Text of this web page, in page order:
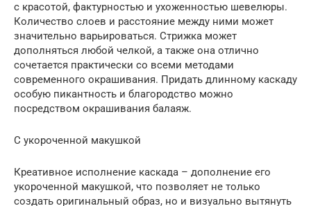
с красотой, фактурностью и ухоженностью шевелюры.
Количество слоев и расстояние между ними может
значительно варьироваться. Стрижка может
дополняться любой челкой, а также она отлично
сочетается практически со всеми методами
современного окрашивания. Придать длинному каскаду
особую пикантность и благородство можно
посредством окрашивания балаяж.
С укороченной макушкой
Креативное исполнение каскада – дополнение его
укороченной макушкой, что позволяет не только
создать оригинальный образ, но и визуально вытянуть